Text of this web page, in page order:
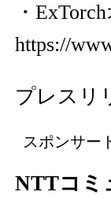
・
https://
プレスリ
スポンサー
NTTコミ